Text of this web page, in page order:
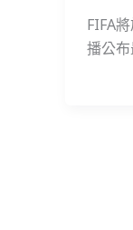
FIFA
播公